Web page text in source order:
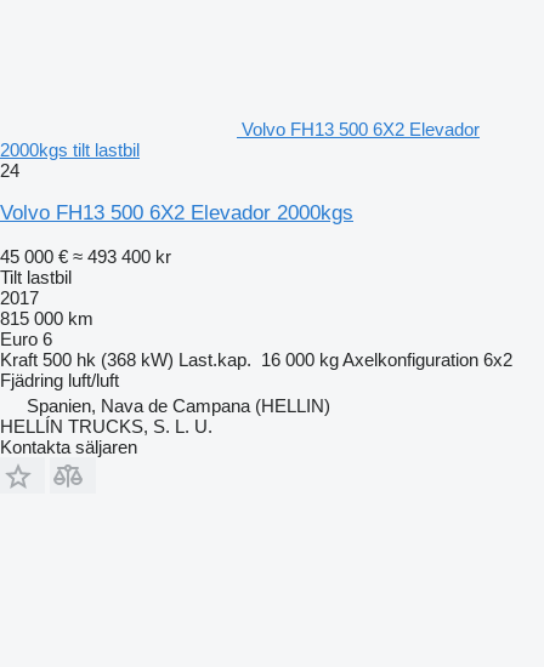
Volvo FH13 500 6X2 Elevador
2000kgs tilt lastbil
24
Volvo FH13 500 6X2 Elevador 2000kgs
45 000 € ≈ 493 400 kr
Tilt lastbil
2017
815 000 km
Euro 6
Kraft 500 hk (368 kW) Last.kap. 16 000 kgAxelkonfiguration 6x2
Fjädring luft/luft
Spanien, Nava de Campana (HELLIN)
HELLÍN TRUCKS, S. L. U.
Kontakta säljaren